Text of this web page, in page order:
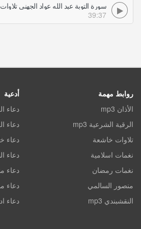
سورة التوبة عبد الله عواد الجهني تلاوات
39:37
روابط مهمة
الأذان mp3
الرقية الشرعية mp3
تلاوات خاشعة
نغمات اسلامية
نغمات رمضان
منصور السالمي
النقشبندي mp3
أدعية
دعاء
دعاء
دعاء
دعاء
دعاء
دعاء
دعاء